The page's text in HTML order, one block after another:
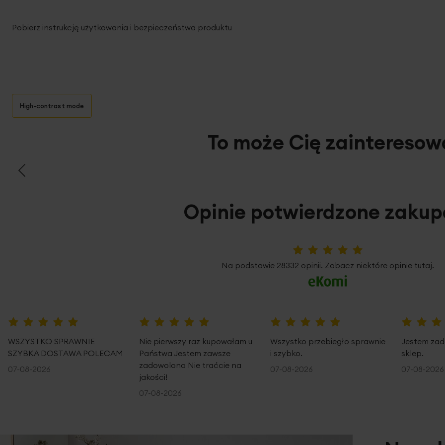
Pobierz instrukcję użytkowania i bezpieczeństwa produktu
High-contrast mode
To może Cię
Opinie potwierdzone
5%
Na podstawie 28332 opinii. Zobacz niektóre opinie tutaj.
WSZYSTKO SPRAWNIE
SZYBKA DOSTAWA POLECAM
07-08-2026
Nie pierwszy raz kupowałam u
Państwa Jestem zawsze
zadowolona Nie traćcie na
jakości!
07-08-2026
Wszystko przebiegło sprawnie
i szybko.
07-08-2026
Jestem
sklep.
07-08-2026